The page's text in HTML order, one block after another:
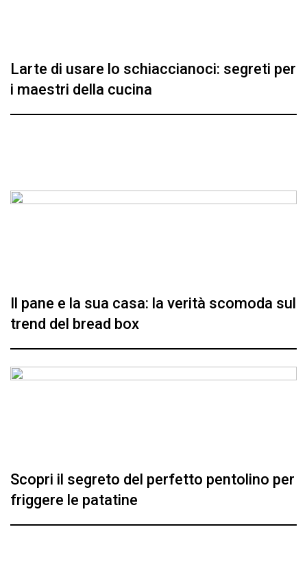
Larte di usare lo schiaccianoci: segreti per
i maestri della cucina
Il pane e la sua casa: la verità scomoda sul
trend del bread box
Scopri il segreto del perfetto pentolino per
friggere le patatine